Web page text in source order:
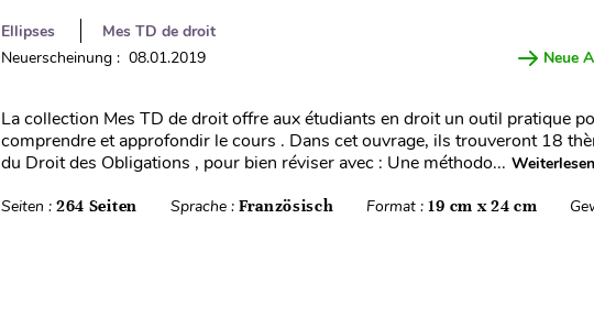
Ellipses
Mes TD de droit
Neuerscheinung : 08.01.2019
Neue
La collection Mes TD de droit offre aux étudiants en droit un outil pratique
comprendre et approfondir le cours . Dans cet ouvrage, ils trouveront 18
du Droit des Obligations , pour bien réviser avec : Une méthodo... Weiterlesen
Seiten : 264 Seiten Sprache : Französisch Format :19 cm x 24 cm